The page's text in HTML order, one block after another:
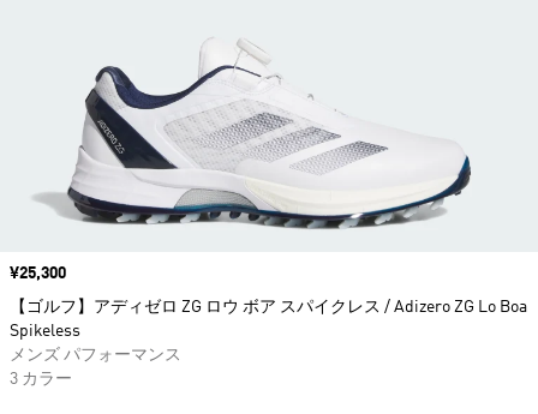
価格
¥25,300
【ゴルフ】アディゼロ ZG ロウ ボア スパイクレス / Adizero ZG Lo Boa
Spikeless
メンズ パフォーマンス
3 カラー